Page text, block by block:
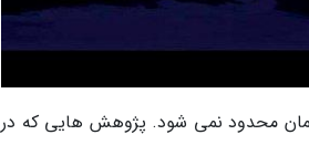
محدود نمی شود. پژوهش هایی که در